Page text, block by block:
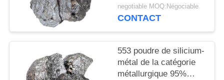
PRIVACY
POLICY
negotiable MOQ:Négociable
CONTACT
553 poudre de silicium-
métal de la catégorie
métallurgique 95%